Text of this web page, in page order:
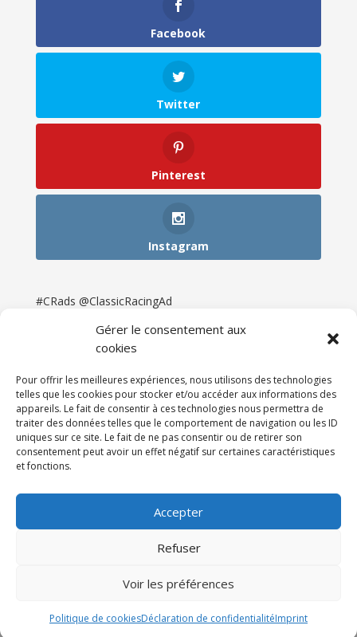
Gérer le consentement aux
cookies
Pour offrir les meilleures expériences, nous utilisons des technologies
telles que les cookies pour stocker et/ou accéder aux informations des
appareils. Le fait de consentir à ces technologies nous permettra de
traiter des données telles que le comportement de navigation ou les ID
uniques sur ce site. Le fait de ne pas consentir ou de retirer son
consentement peut avoir un effet négatif sur certaines caractéristiques
et fonctions.
Accepter
Refuser
Voir les préférences
Politique de cookiesDéclaration de confidentialitéImprint
Facebook
Twitter
Pinterest
Instagram
#CRads @ClassicRacingAd
Newsletter & Presse
Partenaires
Tarifs
Espace Client
121DigitalGroup |
121DigitalGroup